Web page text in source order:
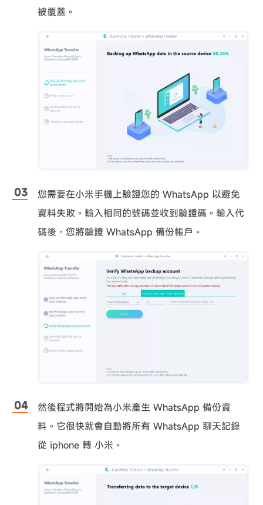
被覆蓋。
您需要在小米手機上驗證您的 WhatsApp 以避免
資料失敗。輸入相同的號碼並收到驗證碼。輸入代
碼後，您將驗證 WhatsApp 備份帳戶。
然後程式將開始為小米產生 WhatsApp 備份資
料。它很快就會自動將所有 WhatsApp 聊天記錄
從 iphone 轉 小米。